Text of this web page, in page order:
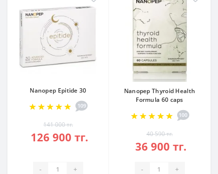
Nanopep Epitide 30
109
141 000 тг.
126 900 тг.
- +
Nanopep Thyroid Health
Formula 60 caps
100
40 590 тг.
36 900 тг.
- +